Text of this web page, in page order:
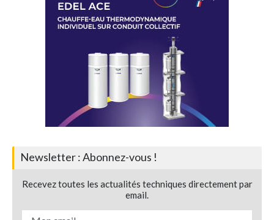
Newsletter : Abonnez-vous !
Recevez toutes les actualités techniques directement par
email.